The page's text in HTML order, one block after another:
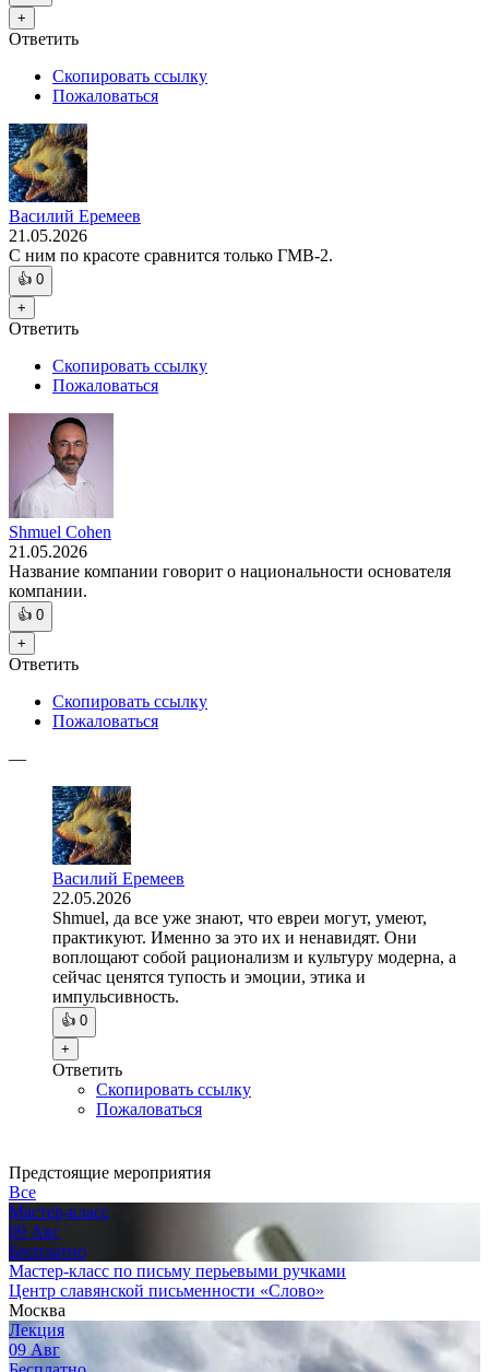
+
Ответить
Скопировать ссылку
Пожаловаться
Василий Еремеев
21.05.2026
С ним по красоте сравнится только ГМВ-2.
👍 0
+
Ответить
Скопировать ссылку
Пожаловаться
Shmuel Cohen
21.05.2026
Название компании говорит о национальности основателя
компании.
👍 0
+
Ответить
Скопировать ссылку
Пожаловаться
—
Василий Еремеев
22.05.2026
Shmuel, да все уже знают, что евреи могут, умеют,
практикуют. Именно за это их и ненавидят. Они
воплощают собой рационализм и культуру модерна, а
сейчас ценятся тупость и эмоции, этика и
импульсивность.
👍 0
+
Ответить
Скопировать ссылку
Пожаловаться
Предстоящие мероприятия
Все
Мастер-класс
09 Авг
Бесплатно
Мастер-класс по письму перьевыми ручками
Центр славянской письменности «Слово»
Москва
Лекция
09 Авг